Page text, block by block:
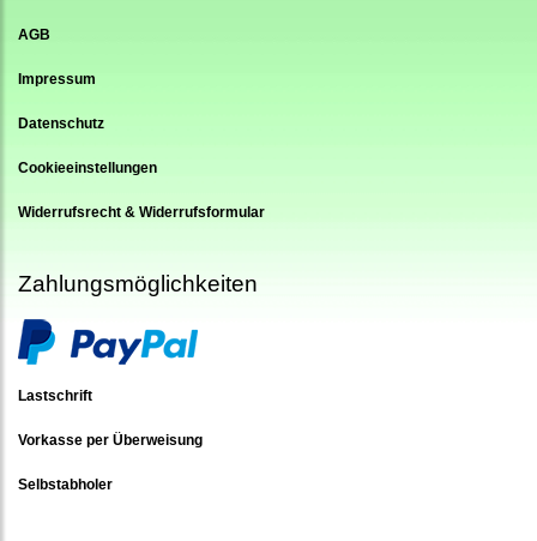
AGB
Impressum
Datenschutz
Cookieeinstellungen
Widerrufsrecht & Widerrufsformular
Zahlungsmöglichkeiten
Lastschrift
Vorkasse per Überweisung
Selbstabholer